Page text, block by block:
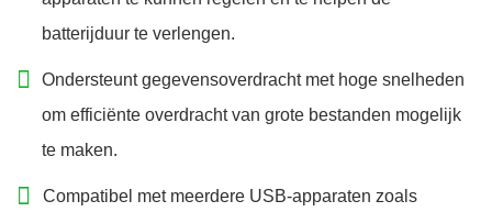
batterijduur te verlengen.
Ondersteunt gegevensoverdracht met hoge snelheden
om efficiënte overdracht van grote bestanden mogelijk
te maken.
Compatibel met meerdere USB-apparaten zoals